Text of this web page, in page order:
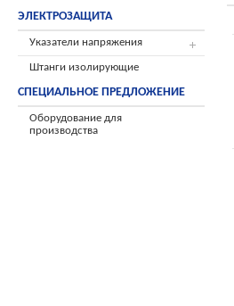
ЭЛЕКТРОЗАЩИТА
Указатели напряжения
Штанги изолирующие
СПЕЦИАЛЬНОЕ ПРЕДЛОЖЕНИЕ
Оборудование для
производства